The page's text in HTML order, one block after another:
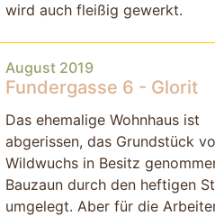
wird auch fleißig gewerkt.
August 2019
Fundergasse 6 - Glorit
Das ehemalige Wohnhaus ist
abgerissen, das Grundstück
Wildwuchs in Besitz
Bauzaun durch den heftigen
umgelegt. Aber für die